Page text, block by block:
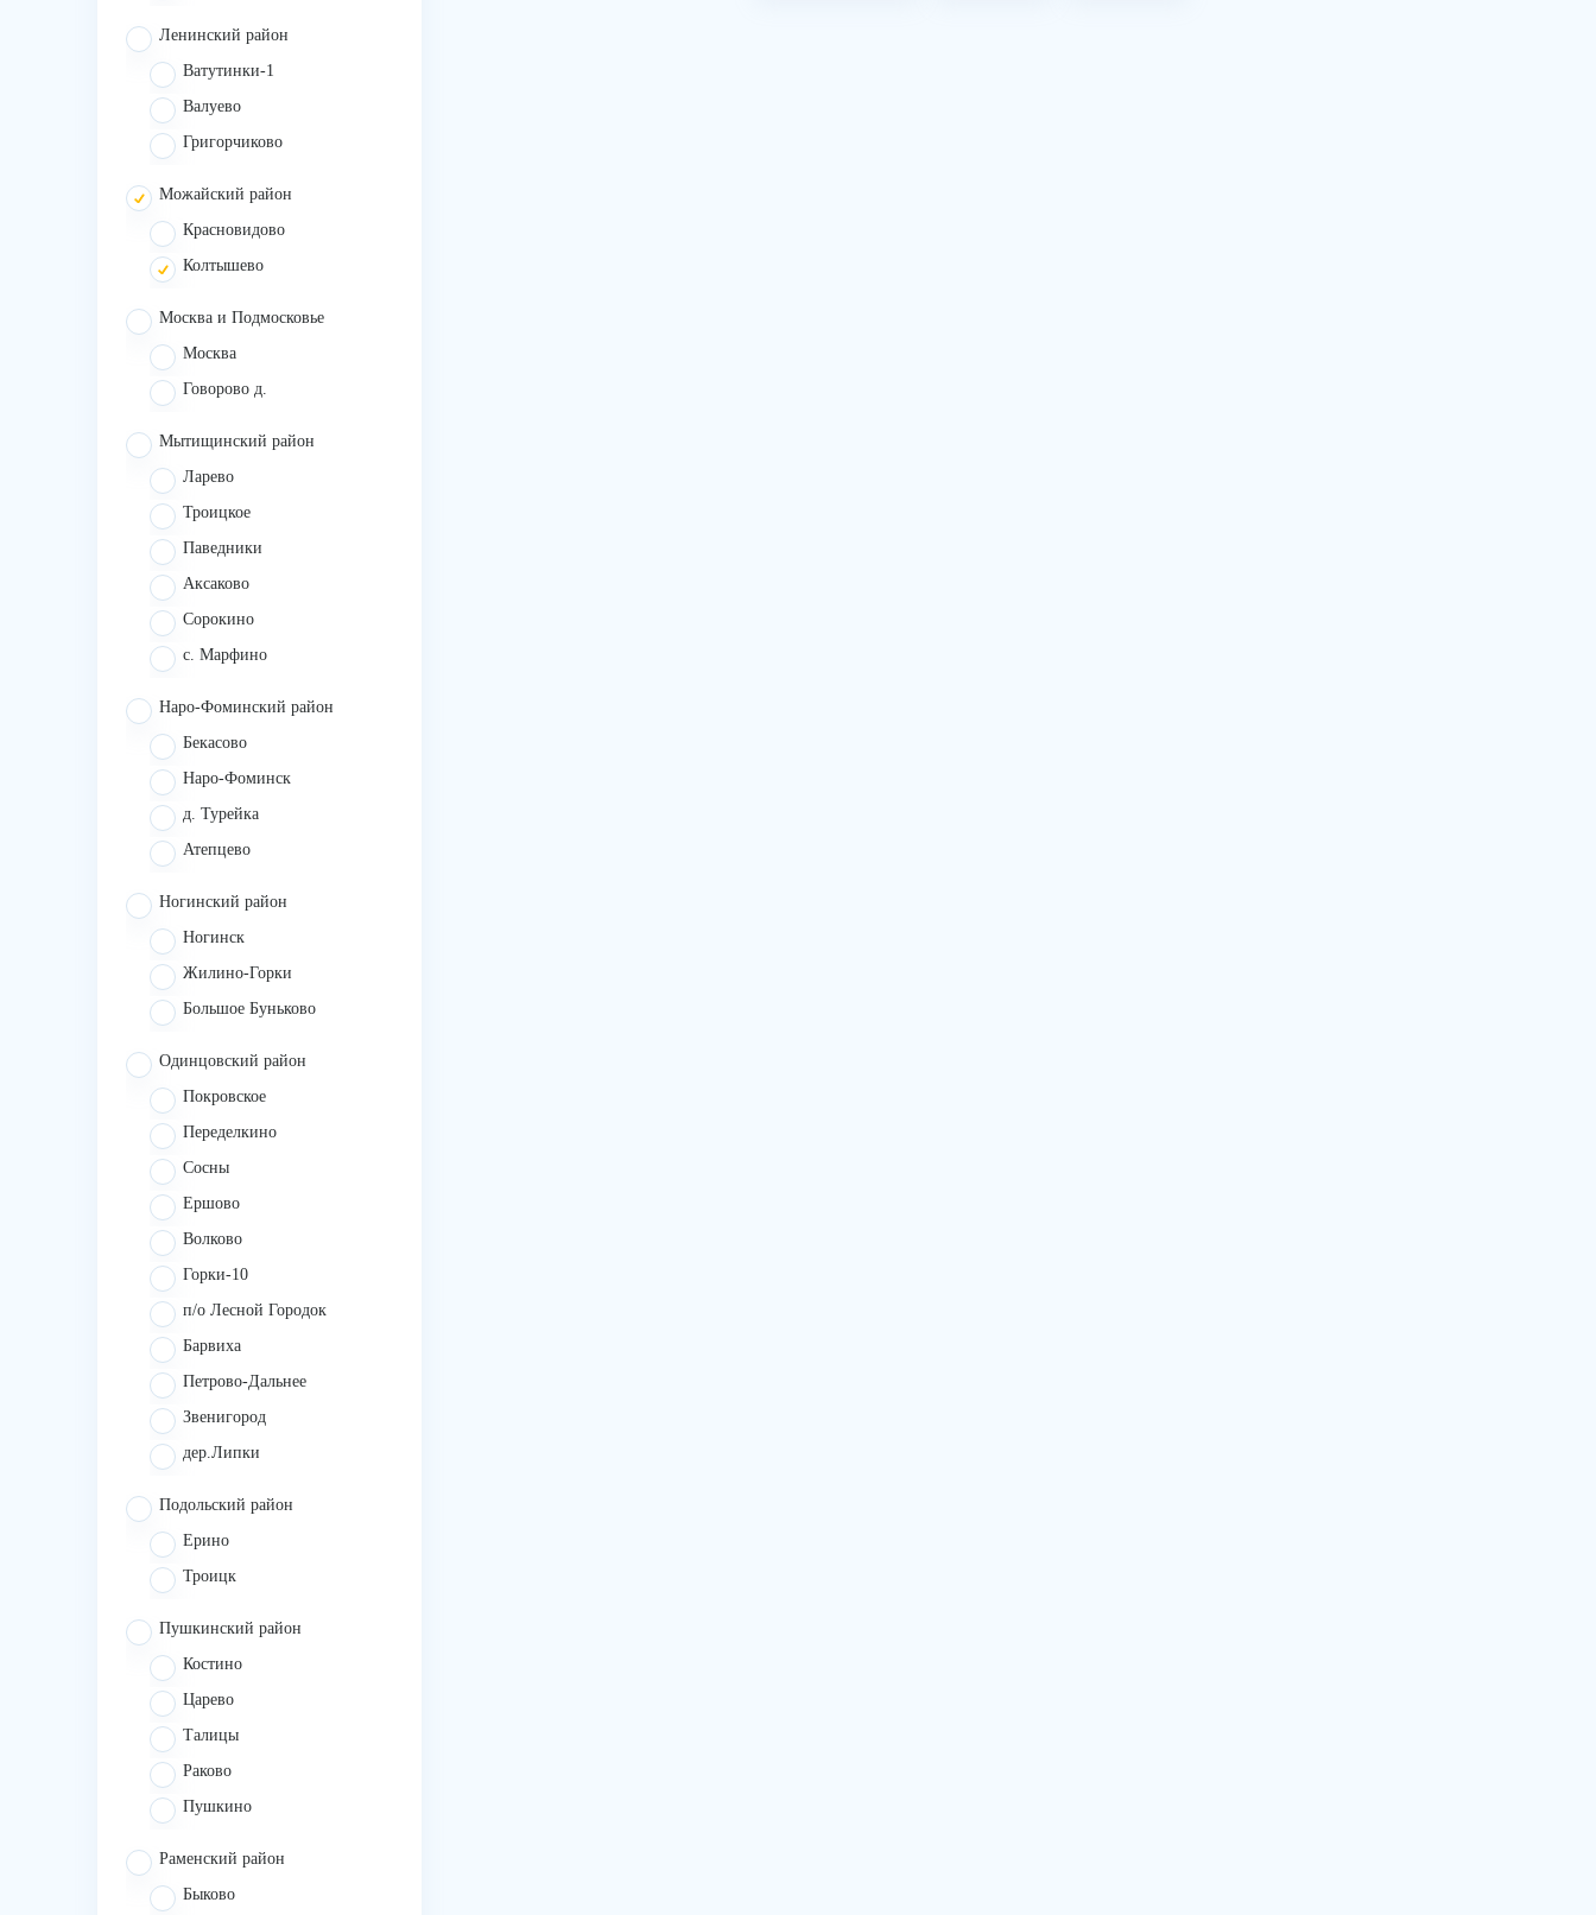
Ленинский район
Ватутинки-1
Валуево
Григорчиково
Можайский район
Красновидово
Колтышево
Москва и Подмосковье
Москва
Говорово д.
Мытищинский район
Ларево
Троицкое
Паведники
Аксаково
Сорокино
с. Марфино
Наро-Фоминский район
Бекасово
Наро-Фоминск
д. Турейка
Атепцево
Ногинский район
Ногинск
Жилино-Горки
Большое Буньково
Одинцовский район
Покровское
Переделкино
Сосны
Ершово
Волково
Горки-10
п/о Лесной Городок
Барвиха
Петрово-Дальнее
Звенигород
дер.Липки
Подольский район
Ерино
Троицк
Пушкинский район
Костино
Царево
Талицы
Раково
Пушкино
Раменский район
Быково